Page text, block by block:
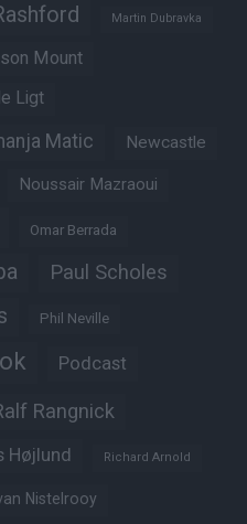
Martin Dubravka
Mount
Ligt
Matic Newcastle
Noussair Mazraoui
Omar Berrada
Paul Scholes
Phil Neville
Podcast
Rangnick
Højlund Richard Arnold
Nistelrooy